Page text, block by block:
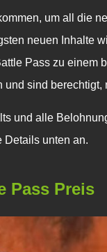
um all die
neuen Inhalte
Pass zu einem
sind berechtigt,
und alle
Details unten an.
Pass Preis